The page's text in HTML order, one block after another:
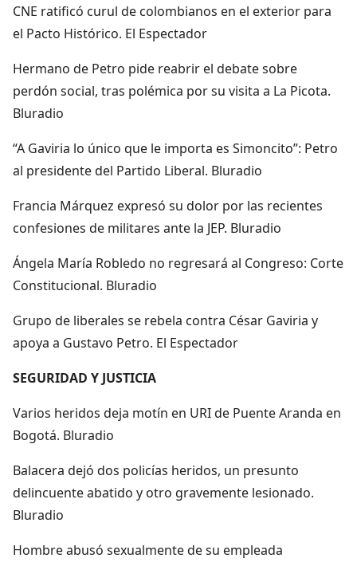
CNE ratificó curul de colombianos en el exterior para
el Pacto Histórico. El Espectador
Hermano de Petro pide reabrir el debate sobre
perdón social, tras polémica por su visita a La Picota.
Bluradio
“A Gaviria lo único que le importa es Simoncito”: Petro
al presidente del Partido Liberal. Bluradio
Francia Márquez expresó su dolor por las recientes
confesiones de militares ante la JEP. Bluradio
Ángela María Robledo no regresará al Congreso: Corte
Constitucional. Bluradio
Grupo de liberales se rebela contra César Gaviria y
apoya a Gustavo Petro. El Espectador
SEGURIDAD Y JUSTICIA
Varios heridos deja motín en URI de Puente Aranda en
Bogotá. Bluradio
Balacera dejó dos policías heridos, un presunto
delincuente abatido y otro gravemente lesionado.
Bluradio
Hombre abusó sexualmente de su empleada